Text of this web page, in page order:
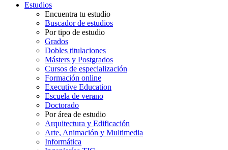
Estudios
Encuentra tu estudio
Buscador de estudios
Por tipo de estudio
Grados
Dobles titulaciones
Másters y Postgrados
Cursos de especialización
Formación online
Executive Education
Escuela de verano
Doctorado
Por área de estudio
Arquitectura y Edificación
Arte, Animación y Multimedia
Informática